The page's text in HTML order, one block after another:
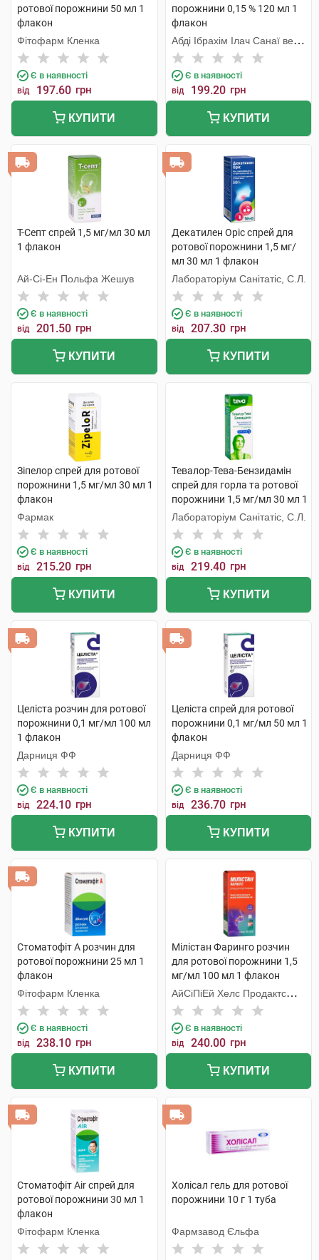
ротової порожнини 50 мл 1
флакон
Фітофарм Кленка
Є в наявності
від 197.60 грн
КУПИТИ
порожнини 0,15 % 120 мл 1
флакон
Абді Ібрахім Ілач Санаї ве
Тіджарет
Є в наявності
від 199.20 грн
КУПИТИ
Т-Септ спрей 1,5 мг/мл 30 мл
1 флакон
Ай-Сі-Ен Польфа Жешув
Є в наявності
від 201.50 грн
КУПИТИ
Декатилен Оріс спрей для
ротової порожнини 1,5 мг/
мл 30 мл 1 флакон
Лабораторіум Санітатіс, С.Л.
Є в наявності
від 207.30 грн
КУПИТИ
Зіпелор спрей для ротової
порожнини 1,5 мг/мл 30 мл 1
флакон
Фармак
Є в наявності
від 215.20 грн
КУПИТИ
Тевалор-Тева-Бензидамін
спрей для горла та ротової
порожнини 1,5 мг/мл 30 мл 1
флакон
Лабораторіум Санітатіс, С.Л.
Є в наявності
від 219.40 грн
КУПИТИ
Целіста розчин для ротової
порожнини 0,1 мг/мл 100 мл
1 флакон
Дарниця ФФ
Є в наявності
від 224.10 грн
КУПИТИ
Целіста спрей для ротової
порожнини 0,1 мг/мл 50 мл 1
флакон
Дарниця ФФ
Є в наявності
від 236.70 грн
КУПИТИ
Стоматофіт А розчин для
ротової порожнини 25 мл 1
флакон
Фітофарм Кленка
Є в наявності
від 238.10 грн
КУПИТИ
Мілістан Фаринго розчин
для ротової порожнини 1,5
мг/мл 100 мл 1 флакон
АйСіПіЕй Хелс Продактc
Лімітед
Є в наявності
від 240.00 грн
КУПИТИ
Стоматофіт Air спрей для
ротової порожнини 30 мл 1
флакон
Фітофарм Кленка
Холісал гель для ротової
порожнини 10 г 1 туба
Фармзавод Єльфа